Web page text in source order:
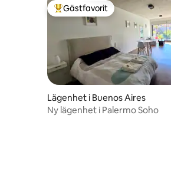
Populär gästfavorit
Gästfavorit
Lägenhet i Buenos Aires
Ny lägenhet i Palermo Soho